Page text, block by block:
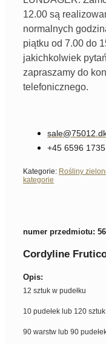
12.00 są
normalnych
piątku od 7.00 do
jakichkolwiek
zapraszamy do
telefonicznego.
+45 6596 1735
Kategorie: Rośliny
kategorie
numer przedmiotu:
Cordyline
Opis:
12 sztuk w pudełku
10 pudełek lub 120
90 warstw lub 90